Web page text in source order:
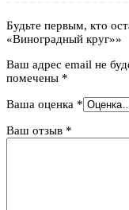
Будьте первым, кто
«Виноградный круг»»
Ваш адрес email не
помечены *
Ваша оценка *
Ваш отзыв *